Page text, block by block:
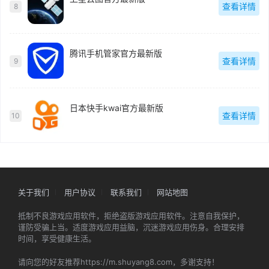
8 查看详情
9
腾讯手机管家官方最新版
查看详情
10
日本快手kwai官方最新版
查看详情
关于我们 用户协议 联系我们 网站地图
抵制不良游戏应用软件，拒绝盗版游戏应用软件。注意自我保护，
谨防受骗上当。适度游戏应用益脑，沉迷游戏应用伤身。合理安排
时间，享受健康生活。
请向您的好友推荐https://m.shuyang8.com，多谢支持！